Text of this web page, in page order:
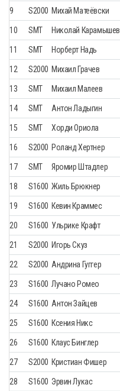
9 S2000 Михай Матеёвски
10 SMT Николай Карамышев
11 SMT Норберт Надь
12 S2000 Михаил Грачев
13 SMT Михаил Малеев
14 SMT Антон Ладыгин
15 SMT Хорди Ориола
16 S2000 Роланд Хертнер
17 SMT Яромир Штадлер
18 S1600 Жиль Брюкнер
19 S1600 Кевин Краммес
20 S1600 Ульрике Крафт
21 S2000 Игорь Скуз
22 S2000 Андрина Гуггер
23 S1600 Лучано Ромео
24 S1600 Антон Зайцев
25 S1600 Ксения Никс
26 S1600 Клаус Бинглер
27 S2000 Кристиан Фишер
28 S1600 Эрвин Лукас